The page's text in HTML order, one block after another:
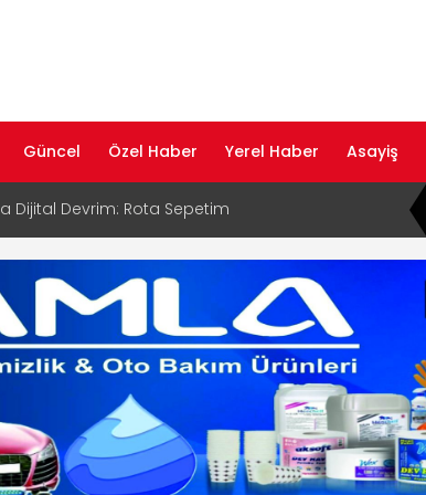
Güncel Özel Haber Yerel Haber Asayiş
Dijital Devrim: Rota Sepetim
Bölge Müdürü Makam Koltuğunu
Rehberi ile Google ve Yapay Zeka
Öne Çıkın
Rehberi Hizmete Girdi
Yayın Hayatına Başladı | Hızlı ve Akıllı